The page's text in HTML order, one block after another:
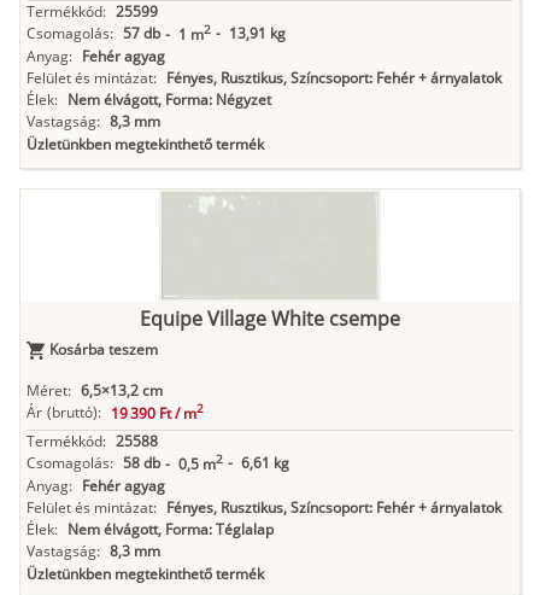
Termékkód: 25599
Csomagolás: 57 db - 1 m2 - 13,91 kg
Anyag: Fehér agyag
Felület és mintázat: Fényes, Rusztikus, Színcsoport: Fehér + árnyalatok
Élek: Nem élvágott, Forma: Négyzet
Vastagság: 8,3 mm
Üzletünkben megtekinthető termék
Equipe Village White csempe
Kosárba teszem
Méret: 6,5×13,2 cm
Ár (bruttó): 19 390 Ft /m2
Termékkód: 25588
Csomagolás: 58 db - 0,5 m2 - 6,61 kg
Anyag: Fehér agyag
Felület és mintázat: Fényes, Rusztikus, Színcsoport: Fehér + árnyalatok
Élek: Nem élvágott, Forma: Téglalap
Vastagság: 8,3 mm
Üzletünkben megtekinthető termék